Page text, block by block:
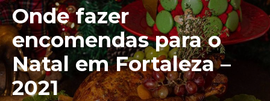
Onde fazer
encomendas para o
Natal em Fortaleza –
2021